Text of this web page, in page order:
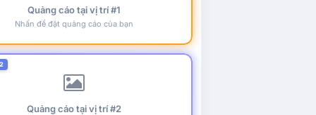
Quảng cáo tại vị trí #1
Nhấn để đặt quảng cáo của bạn
Quảng cáo tại vị trí #2